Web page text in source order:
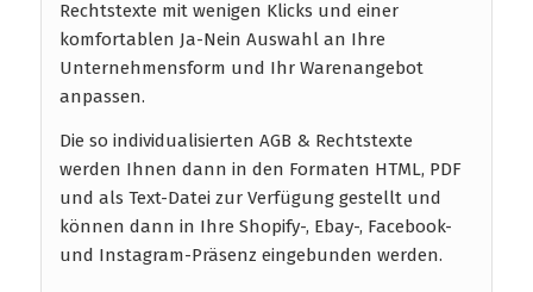
Rechtstexte mit wenigen Klicks und einer
komfortablen Ja-Nein Auswahl an Ihre
Unternehmensform und Ihr Warenangebot
anpassen.
Die so individualisierten AGB & Rechtstexte
werden Ihnen dann in den Formaten HTML, PDF
und als Text-Datei zur Verfügung gestellt und
können dann in Ihre Shopify-, Ebay-, Facebook-
und Instagram-Präsenz eingebunden werden.